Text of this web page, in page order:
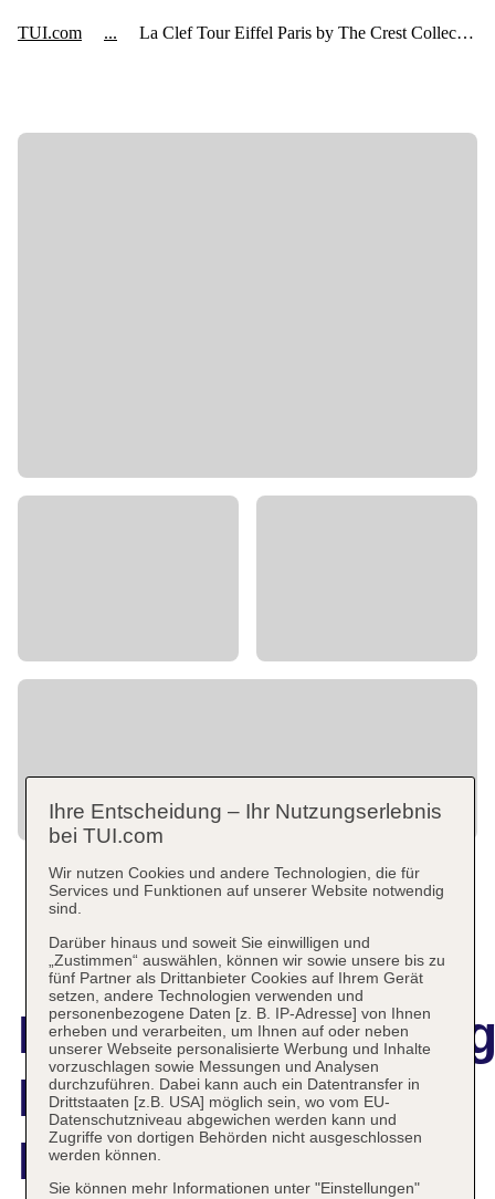
La Clef Tour Eiffel
Paris by The
Ihre Entscheidung – Ihr Nutzungserlebnis
bei TUI.com
Wir nutzen Cookies und andere Technologien, die für
Services und Funktionen auf unserer Website notwendig
sind.
Darüber hinaus und soweit Sie einwilligen und
„Zustimmen“ auswählen, können wir sowie unsere bis zu
fünf Partner als Drittanbieter Cookies auf Ihrem Gerät
setzen, andere Technologien verwenden und
personenbezogene Daten [z. B. IP-Adresse] von Ihnen
erheben und verarbeiten, um Ihnen auf oder neben
unserer Webseite personalisierte Werbung und Inhalte
vorzuschlagen sowie Messungen und Analysen
durchzuführen. Dabei kann auch ein Datentransfer in
Drittstaaten [z.B. USA] möglich sein, wo vom EU-
Datenschutzniveau abgewichen werden kann und
Zugriffe von dortigen Behörden nicht ausgeschlossen
werden können.
Sie können mehr Informationen unter "Einstellungen"